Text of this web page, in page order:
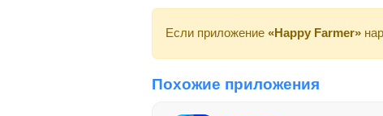
Если приложение «Happy Farmer»
Похожие приложения